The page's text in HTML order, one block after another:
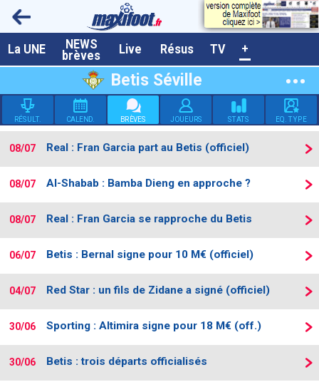
La UNE NEWS
brèves Live Résus TV +
Betis Séville
RÉSULT. CALEND. BRÈVES JOUEURS STATS EQ. TYPE
08/07 Real : Fran Garcia part au Betis (officiel)
08/07 Al-Shabab : Bamba Dieng en approche ?
08/07 Real : Fran Garcia se rapproche du Betis
06/07 Betis : Bernal signe pour 10 M€ (officiel)
04/07 Red Star : un fils de Zidane a signé (officiel)
30/06 Sporting : Altimira signe pour 18 M€ (off.)
30/06 Betis : trois départs officialisés
A la UNE
Dernières brèves
Live / Matchs en direct
Résultats et Classements
Class. buteurs européens
Programme TV foot
Vidéos
Tableau transferts L1
Taille de la police
Paramètrages / Options
Contact / Signaler un bug
Recrutement Maxifoot